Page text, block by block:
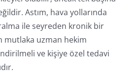
Astım, hava yollarında
ile seyreden kronik bir
mutlaka uzman hekim
ve kişiye özel tedavi